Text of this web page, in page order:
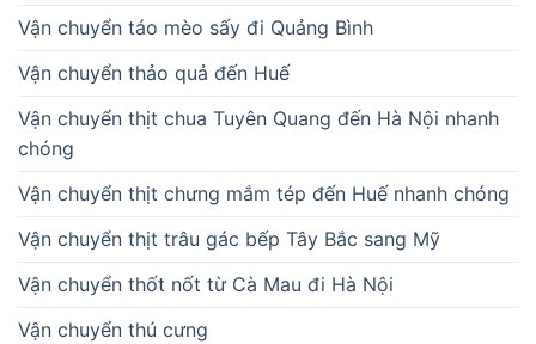
Vận chuyển táo mèo sấy đi Quảng Bình
Vận chuyển thảo quả đến Huế
Vận chuyển thịt chua Tuyên Quang đến Hà Nội nhanh
chóng
Vận chuyển thịt chưng mắm tép đến Huế nhanh chóng
Vận chuyển thịt trâu gác bếp Tây Bắc sang Mỹ
Vận chuyển thốt nốt từ Cà Mau đi Hà Nội
Vận chuyển thú cưng